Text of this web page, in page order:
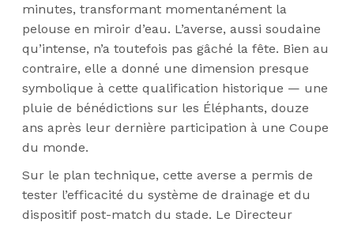
minutes, transformant momentanément la
pelouse en miroir d’eau. L’averse, aussi soudaine
qu’intense, n’a toutefois pas gâché la fête. Bien au
contraire, elle a donné une dimension presque
symbolique à cette qualification historique — une
pluie de bénédictions sur les Éléphants, douze
ans après leur dernière participation à une Coupe
du monde.
Sur le plan technique, cette averse a permis de
tester l’efficacité du système de drainage et du
dispositif post-match du stade. Le Directeur